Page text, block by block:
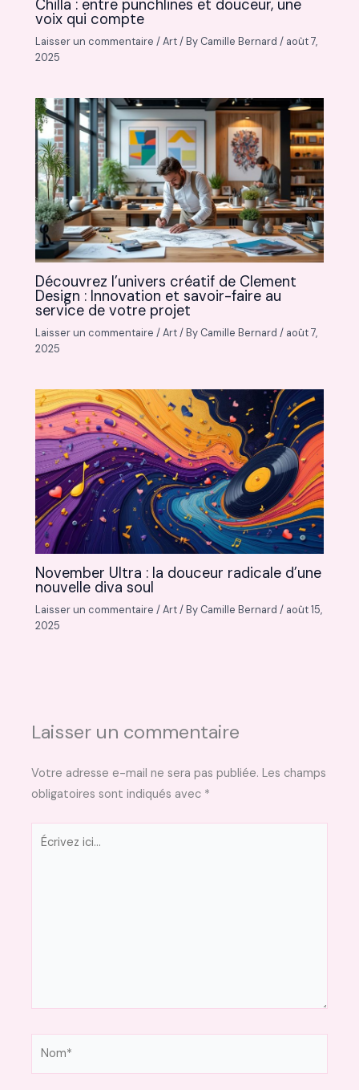
Chilla : entre punchlines et douceur, une
voix qui compte
Laisser un commentaire /Art/ By Camille Bernard/ août 7,
2025
Découvrez l’univers créatif de Clement
Design : Innovation et savoir-faire au
service de votre projet
Laisser un commentaire /Art/ By Camille Bernard/ août 7,
2025
November Ultra : la douceur radicale d’une
nouvelle diva soul
Laisser un commentaire /Art/ By Camille Bernard/ août 15,
2025
Laisser un commentaire
Votre adresse e-mail ne sera pas publiée. Les champs
obligatoires sont indiqués avec *
Écrivez